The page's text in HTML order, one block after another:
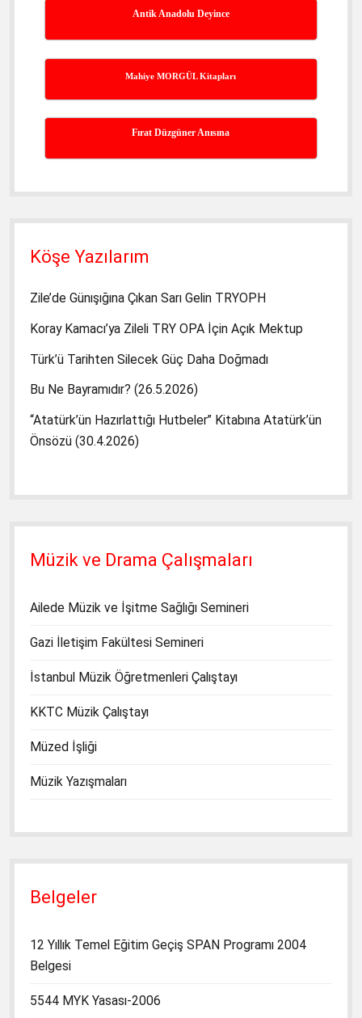
Antik Anadolu Deyince
Mahiye MORGÜL Kitapları
Fırat Düzgüner Anısına
Köşe Yazılarım
Zile’de Günışığına Çıkan Sarı Gelin TRYOPH
Koray Kamacı’ya Zileli TRY OPA İçin Açık Mektup
Türk’ü Tarihten Silecek Güç Daha Doğmadı
Bu Ne Bayramıdır? (26.5.2026)
“Atatürk’ün Hazırlattığı Hutbeler” Kitabına Atatürk’ün
Önsözü (30.4.2026)
Müzik ve Drama Çalışmaları
Ailede Müzik ve İşitme Sağlığı Semineri
Gazi İletişim Fakültesi Semineri
İstanbul Müzik Öğretmenleri Çalıştayı
KKTC Müzik Çalıştayı
Müzed İşliği
Müzik Yazışmaları
Belgeler
12 Yıllık Temel Eğitim Geçiş SPAN Programı 2004
Belgesi
5544 MYK Yasası-2006